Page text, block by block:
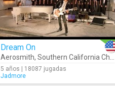
Dream On
Aerosmith, Southern California Children's Chorus
5 años | 18087 jugadas
Jadmore